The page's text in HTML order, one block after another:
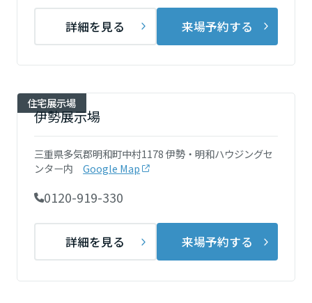
住まいの売却
多彩な動画やこだわりが詰まった建築実例、注目の最新情報など、住
まいづくりを楽しく学べるデジタルラウンジです。
ホームラウンジ 新築・戸建て
ホームラウンジ リフォーム
すべてのフィールドに新しい価値をデザインし、持続可能な未来志向
のまちづくりを実現していきます。
ミサワゼネラルソリューション
ミサワホームオーナーさま・リフォーム工事ご契約者さまとミサワホ
ームを結ぶコミュニケーションサイト。お得・便利・安心なコンテン
ツや、ミサワホームからの大切なお知らせなど配信しています。
新卒者採用
中途採用
障がい者採用
ウエルネス事業
海外事業
詳細を見る 来場予約する
住宅展示場
伊勢展示場
三重県多気郡明和町中村1178 伊勢・明和ハウジングセ
ンター内
Google Map
0120-919-330
詳細を見る 来場予約する
群馬県
埼玉県